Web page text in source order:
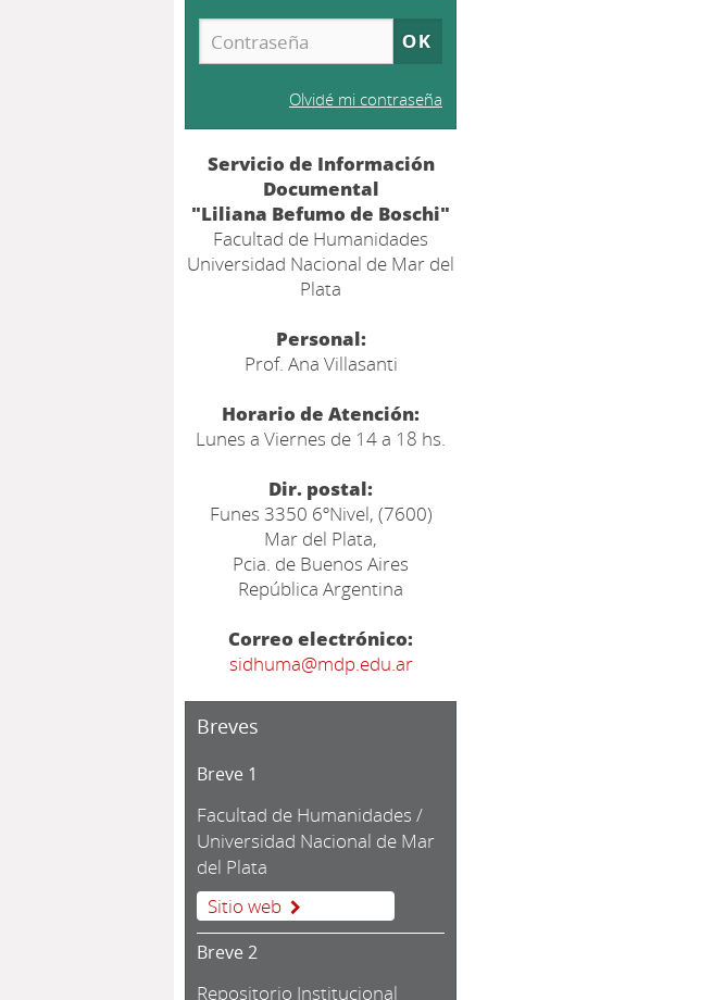
Olvidé mi contraseña
Servicio de Información
Documental
"Liliana Befumo de Boschi"
Facultad de Humanidades
Universidad Nacional de Mar del
Plata
Personal:
Prof. Ana Villasanti
Horario de Atención:
Lunes a Viernes de 14 a 18 hs.
Dir. postal:
Funes 3350 6ºNivel, (7600)
Mar del Plata,
Pcia. de Buenos Aires
República Argentina
Correo electrónico:
sidhuma@mdp.edu.ar
Breves
Breve 1
Facultad de Humanidades /
Universidad Nacional de Mar
del Plata
Sitio web
Breve 2
Repositorio Institucional